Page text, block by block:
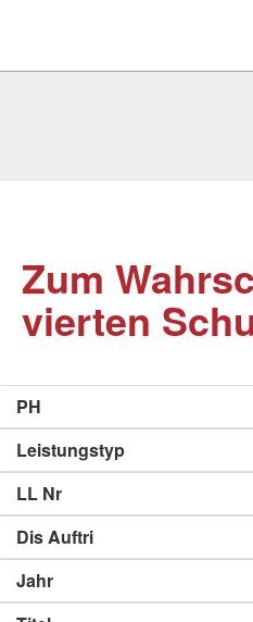
Zum
vierten
PH
Leistungstyp
LL Nr
Dis Auftri
Jahr